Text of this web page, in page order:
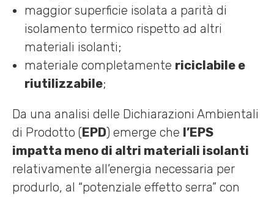
maggior superficie isolata a parità di
isolamento termico rispetto ad altri
materiali isolanti;
materiale completamente riciclabile e
riutilizzabile;
Da una analisi delle Dichiarazioni Ambientali
di Prodotto (EPD) emerge che l’EPS
impatta meno di altri materiali isolanti
relativamente all’energia necessaria per
produrlo, al “potenziale effetto serra” con